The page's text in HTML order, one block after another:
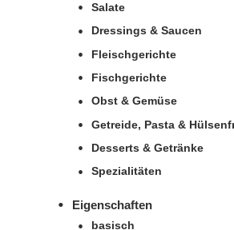
Salate
Dressings & Saucen
Fleischgerichte
Fischgerichte
Obst & Gemüse
Getreide, Pasta &
Desserts & Getränke
Spezialitäten
Eigenschaften
basisch